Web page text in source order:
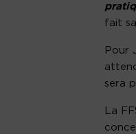
fait
Pour
sera
La